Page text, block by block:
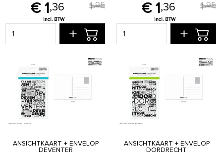
1 ,36 1,95 1 ,36 1,95
ANSICHTKAART + ENVELOP
DEVENTER
ANSICHTKAART + ENVELOP
DORDRECHT